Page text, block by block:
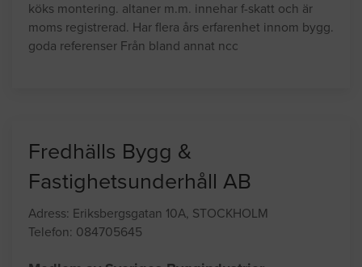
Telefon: 0701421741
utför allt från
Fredhälls Bygg &